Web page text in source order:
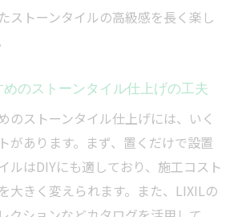
ストーンタイルの高級感を長く楽し
のストーンタイル仕上げの工夫
のストーンタイル仕上げには、いく
があります。まず、置くだけで設置
ルはDIYにも適しており、施工コスト
大きく変えられます。また、LIXILの